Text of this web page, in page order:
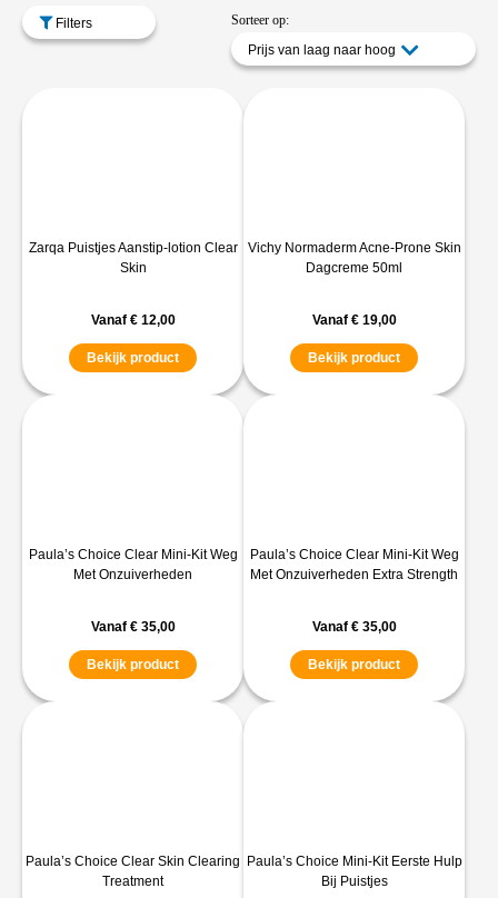
Filters
Sorteer op:
Prijs van laag naar hoog
Zarqa Puistjes Aanstip-lotion Clear
Skin
Vanaf €12,00
Bekijk product
Vichy Normaderm Acne-Prone Skin
Dagcreme 50ml
Vanaf €19,00
Bekijk product
Paula’s Choice Clear Mini-Kit Weg
Met Onzuiverheden
Vanaf €35,00
Bekijk product
Paula’s Choice Clear Mini-Kit Weg
Met Onzuiverheden Extra Strength
Vanaf €35,00
Bekijk product
Paula’s Choice Clear Skin Clearing
Treatment
Paula’s Choice Mini-Kit Eerste Hulp
Bij Puistjes